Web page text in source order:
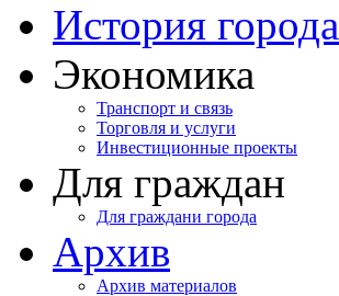
История города
Экономика
Транспорт и связь
Торговля и услуги
Инвестиционные проекты
Для граждан
Для граждани города
Архив
Архив материалов